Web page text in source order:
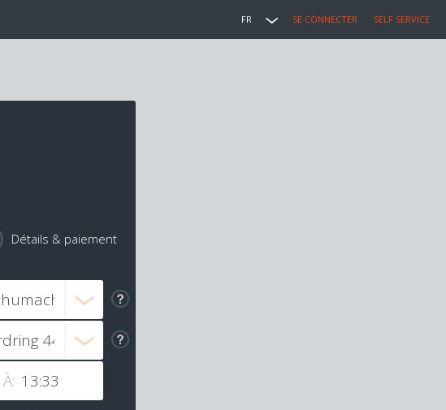
FR SE CONNECTER SELF SERVICE
Détails & paiement
À: